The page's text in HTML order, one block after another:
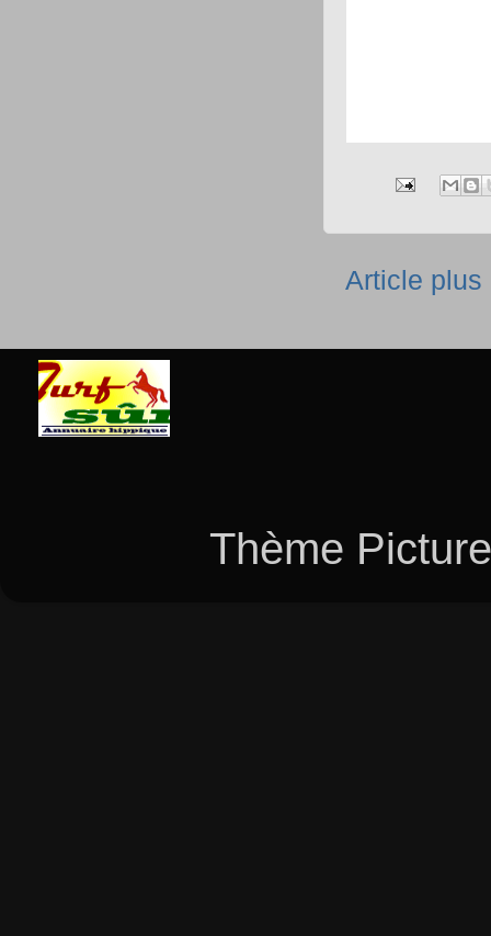
Article plus
Thème